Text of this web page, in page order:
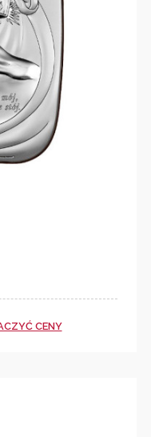
CENY